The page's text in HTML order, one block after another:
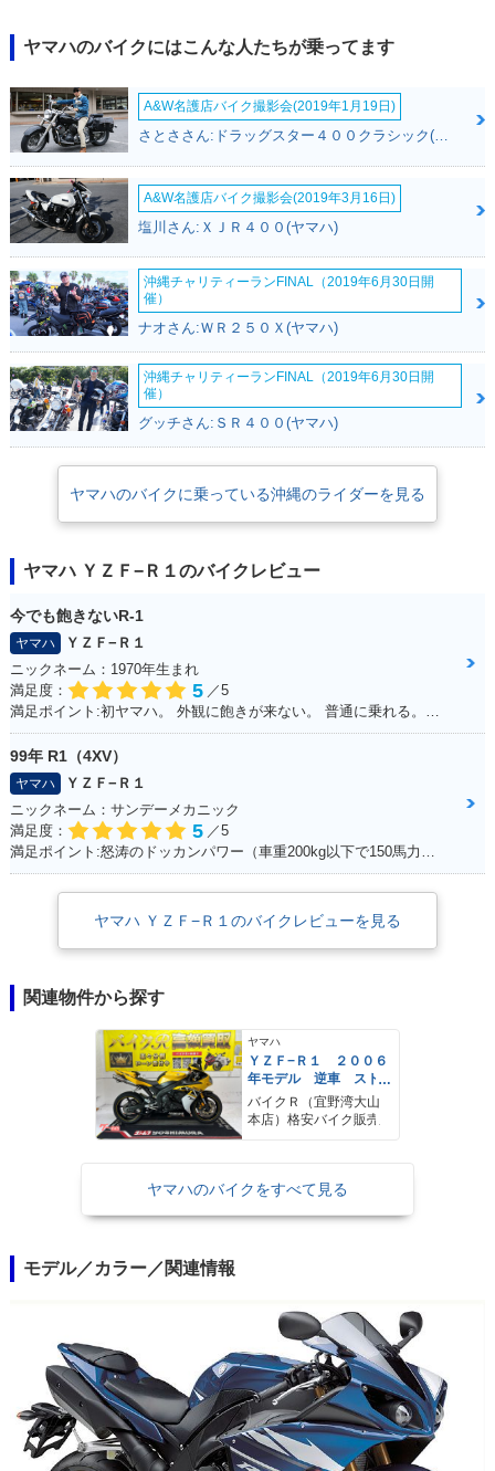
だサーキット最速マシンとして生まれ変わった。同時に発表されたレース
参戦用マシンのYZF-R1Mは、2015年の鈴鹿8時間耐久ロードレース（鈴鹿
8耐）において、ヤマハに19年ぶりの勝利をもたらし、2018年まで4連覇
を果たし（2019年も2位）、サーキット最速を証明した。2020年モデルで
大規模な変更を受け、エンジン、シャシー、電子制御など、各部が大きく
進化した。デザインは従来モデルのイメージを踏襲しているが、同時期の
効率も5％以上向上したとされていた。ユーロ5規制にも適合した。
※YZF-R1は、2009年から2014年モデルまで国内向けモデルも設定されて
いた。また、2020年モデルの発表に合わせて、2020年秋以降に国内向け
モデルの再設定が予定されていることもリリースされた（追記：2020年8
月に発売された）。2022年モデルには、WGP参戦60周年記念カラーをま
とった限定モデルも設定された。2025年モデルからは、ウイングレット
を備え、グリップ性の高いシート表皮を採用するなどの変更を受けた。
ヤマハのバイクにはこんな人たちが乗ってます
A&W名護店バイク撮影会(2019年1月19日)
さとささん:ドラッグスター４００クラシック(ヤマハ)
A&W名護店バイク撮影会(2019年3月16日)
塩川さん:ＸＪＲ４００(ヤマハ)
沖縄チャリティーランFINAL（2019年6月30日開
催）
ナオさん:ＷＲ２５０Ｘ(ヤマハ)
沖縄チャリティーランFINAL（2019年6月30日開
催）
グッチさん:ＳＲ４００(ヤマハ)
ヤマハのバイクに乗っている沖縄のライダーを見る
ヤマハ ＹＺＦ−Ｒ１のバイクレビュー
今でも飽きないR-1
ヤマハ
ＹＺＦ−Ｒ１
ニックネーム：1970年生まれ
満足度：
5 ／5
満足ポイント:初ヤマハ。 外観に飽きが来ない。 普通に乗れる。早いけど安全運転。 SSから離れられない。 以外と疲れない。 特に不満なし。みんな見る。 自分にはちょうどいい。YAMAHA。
99年 R1（4XV）
ヤマハ
ＹＺＦ−Ｒ１
ニックネーム：サンデーメカニック
満足度：
5 ／5
満足ポイント:怒涛のドッカンパワー（車重200kg以下で150馬力） 最新SSほどのパワーはでてませんが、それでもPWR1.3と鋭い加速をします！ カウルがクイックファスナーの為、簡単脱着、整備がとてもし易いのもお気に入り。 車体は固過ぎず程よくしなりがあり、以外と街乗りも楽にこなせます。 99年は逆輸入車の為、リミッターカットなし、240kmまでスムーズに伸び、 サーキット走行も十分楽しめ、タイムアタックもそこそこ行けますが、 やはり、ツイスティロード最速というコンセプトから、ワインディング走行が一番気持ちよく走れます。 整備性も良く、街乗り～サーキット走行と幅広い守備範囲 人馬一体を体験でき、バイクを操る喜びを教えてくれる楽しい相棒です☆
ヤマハ ＹＺＦ−Ｒ１のバイクレビューを見る
関連物件から探す
ヤマハ
ＹＺＦ−Ｒ１ ２００６
年モデル 逆車 スト
ライカーサイレンサ
ー フェンダーレス
エンジンスライダー
バイクＲ（宜野湾大山
本店）格安バイク販売
ヤマハのバイクをすべて見る
モデル／カラー／関連情報